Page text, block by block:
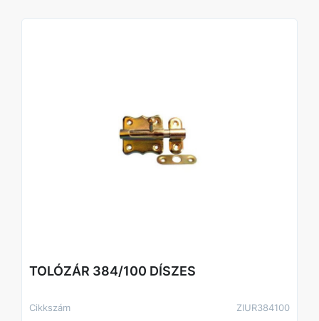
TOLÓZÁR 384/100 DÍSZES
Cikkszám
ZIUR384100